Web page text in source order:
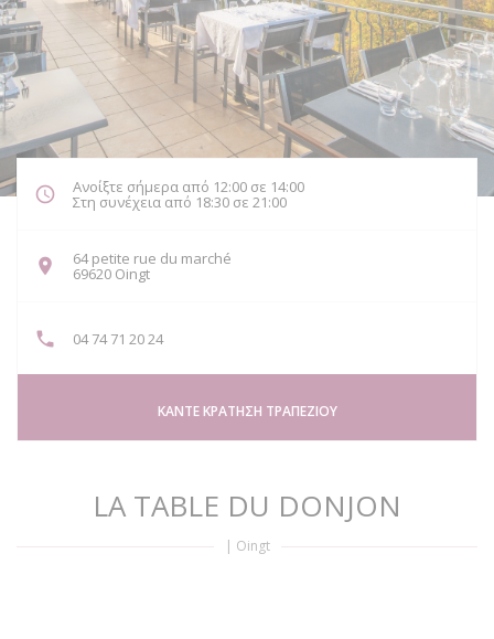
Ανοίξτε σήμερα από 12:00 σε 14:00
Στη συνέχεια από 18:30 σε 21:00
64 petite rue du marché
69620 Oingt((ανοίγει σε νέο παράθυρο))
04 74 71 20 24
ΚΆΝΤΕ ΚΡΆΤΗΣΗ ΤΡΑΠΕΖΙΟΎ
LA TABLE DU DONJON
| Oingt